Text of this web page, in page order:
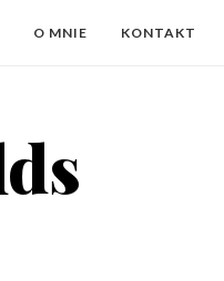
O MNIE KONTAKT